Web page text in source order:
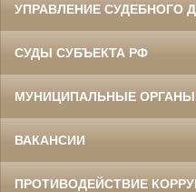
УПРАВЛЕНИЕ СУДЕБНОГО
СУДЫ СУБЪЕКТА РФ
МУНИЦИПАЛЬНЫЕ ОРГАНЫ
ВАКАНСИИ
ПРОТИВОДЕЙСТВИЕ